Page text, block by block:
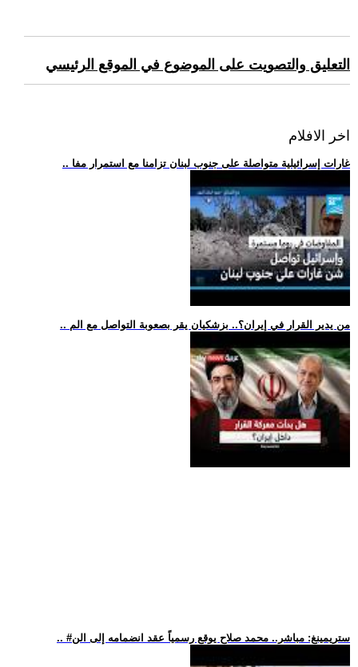
التعليق والتصويت على الموضوع في الموقع الرئيسي
اخر الافلام
.. غارات إسرائيلية متواصلة على جنوب لبنان تزامنا مع استمرار مفا
.. من يدير القرار في إيران؟.. بزشكيان يقر بصعوبة التواصل مع الم
.. #ستريمينغ: مباشر.. محمد صلاح يوقع رسمياً عقد انضمامه إلى الن